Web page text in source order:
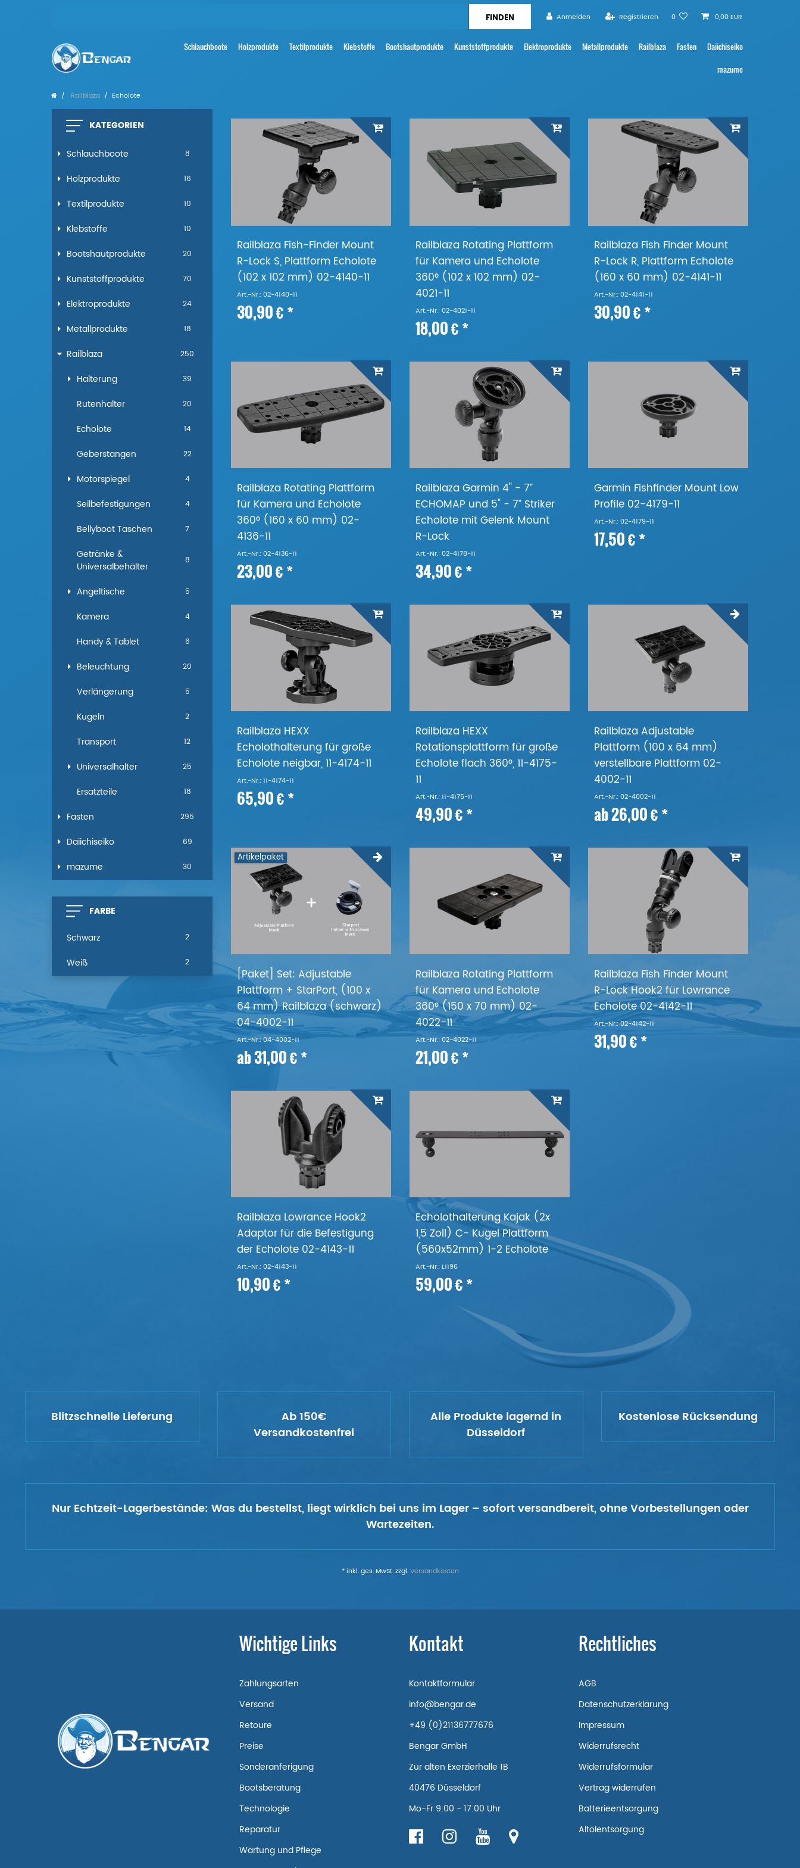
Anmelden Registrieren 0 0,00 EUR
Schlauchboote Holzprodukte Textilprodukte Klebstoffe Bootshautprodukte Kunststoffprodukte Elektroprodukte Metallprodukte Railblaza Fasten
Daiichiseiko
mazume
Railblaza Echolote
KATEGORIEN
Schlauchboote 8
Holzprodukte 16
Textilprodukte 10
Klebstoffe 10
Bootshautprodukte 20
Kunststoffprodukte 70
Elektroprodukte 24
Metallprodukte 18
Railblaza 250
Halterung 39
Rutenhalter 20
Echolote 14
Geberstangen 22
Motorspiegel 4
Seilbefestigungen 4
Bellyboot Taschen 7
Getränke &
Universalbehälter
8
Angeltische 5
Kamera 4
Handy & Tablet 6
Beleuchtung 20
Verlängerung 5
Kugeln 2
Transport 12
Universalhalter 25
Ersatzteile 18
Fasten 295
Daiichiseiko 69
mazume 30
FARBE
Schwarz
2
Weiß 2
Railblaza Fish-Finder Mount
R-Lock S, Plattform Echolote
(102 x 102 mm) 02-4140-11
Art.-Nr.: 02-4140-11
30,90 € *
Railblaza Rotating Plattform
für Kamera und Echolote
360° (102 x 102 mm) 02-
4021-11
Art.-Nr.: 02-4021-11
18,00 € *
Railblaza Fish Finder Mount
R-Lock R, Plattform Echolote
(160 x 60 mm) 02-4141-11
Art.-Nr.: 02-4141-11
30,90 € *
Railblaza Rotating Plattform
für Kamera und Echolote
360° (160 x 60 mm) 02-
4136-11
Art.-Nr.: 02-4136-11
23,00 € *
Railblaza Garmin 4" - 7”
ECHOMAP und 5" - 7” Striker
Echolote mit Gelenk Mount
R-Lock
Art.-Nr.: 02-4178-11
34,90 € *
Garmin Fishfinder Mount Low
Profile 02-4179-11
Art.-Nr.: 02-4179-11
17,50 € *
Railblaza HEXX
Echolothalterung für große
Echolote neigbar, 11-4174-11
Art.-Nr.: 11-4174-11
65,90 € *
Railblaza HEXX
Rotationsplattform für große
Echolote flach 360°, 11-4175-
11
Art.-Nr.: 11-4175-11
49,90 € *
Railblaza Adjustable
Plattform (100 x 64 mm)
verstellbare Plattform 02-
4002-11
Art.-Nr.: 02-4002-11
ab 26,00 € *
Artikelpaket
[Paket] Set: Adjustable
Plattform + StarPort, (100 x
64 mm) Railblaza (schwarz)
04-4002-11
Art.-Nr.: 04-4002-11
ab 31,00 € *
Railblaza Rotating Plattform
für Kamera und Echolote
360° (150 x 70 mm) 02-
4022-11
Art.-Nr.: 02-4022-11
21,00 € *
Railblaza Fish Finder Mount
R-Lock Hook2 für Lowrance
Echolote 02-4142-11
Art.-Nr.: 02-4142-11
31,90 € *
Railblaza Lowrance Hook2
Adaptor für die Befestigung
der Echolote 02-4143-11
Art.-Nr.: 02-4143-11
10,90 € *
Echolothalterung Kajak (2x
1,5 Zoll) C- Kugel Plattform
(560x52mm) 1-2 Echolote
Art.-Nr.: L1196
59,00 € *
Blitzschnelle Lieferung
Ab 150€
Versandkostenfrei
Alle Produkte lagernd in
Düsseldorf
Kostenlose Rücksendung
Nur Echtzeit-Lagerbestände: Was du bestellst, liegt wirklich bei uns im Lager – sofort versandbereit, ohne Vorbestellungen oder
Wartezeiten.
* inkl. ges. MwSt. zzgl.Versandkosten
Wichtige Links
Zahlungsarten
Versand
Retoure
Preise
Sonderanferigung
Bootsberatung
Technologie
Reparatur
Wartung und Pflege
Kontakt
Kontaktformular
info@bengar.de
+49 (0)21136777676
Bengar GmbH
Zur alten Exerzierhalle 1B
40476 Düsseldorf
Mo-Fr 9:00 - 17:00 Uhr
Rechtliches
AGB
Datenschutzerklärung
Impressum
Widerrufsrecht
Widerrufsformular
Vertrag widerrufen
Batterieentsorgung
Altölentsorgung